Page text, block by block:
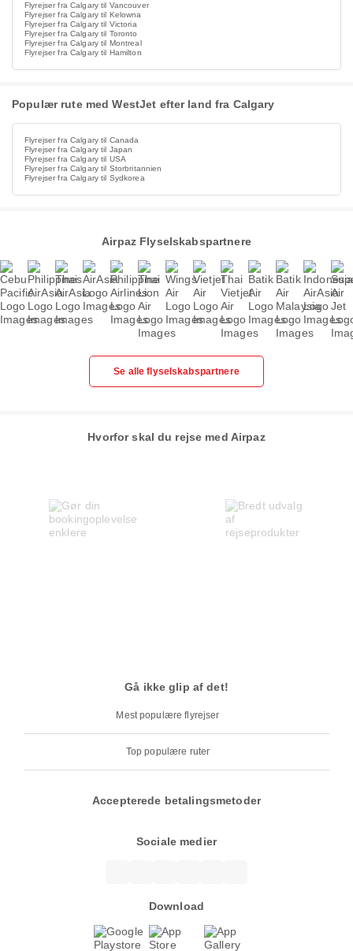
Flyrejser fra Calgary til Vancouver
Flyrejser fra Calgary til Kelowna
Flyrejser fra Calgary til Victoria
Flyrejser fra Calgary til Toronto
Flyrejser fra Calgary til Montreal
Flyrejser fra Calgary til Hamilton
Populær rute med WestJet efter land fra Calgary
Flyrejser fra Calgary til Canada
Flyrejser fra Calgary til Japan
Flyrejser fra Calgary til USA
Flyrejser fra Calgary til Storbritannien
Flyrejser fra Calgary til Sydkorea
Airpaz Flyselskabspartnere
Se alle flyselskabspartnere
Hvorfor skal du rejse med Airpaz
Gå ikke glip af det!
Mest populære flyrejser
Top populære ruter
Accepterede betalingsmetoder
Sociale medier
Download